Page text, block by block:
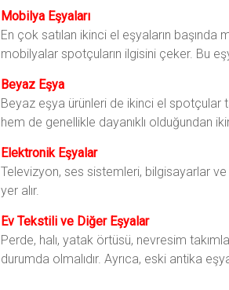
Mobilya Eşyaları
En çok satılan ikinci el eşyaların
mobilyalar spotçuların ilgisini çeker. Bu
Beyaz Eşya
Beyaz eşya ürünleri de ikinci el spotçular
hem de genellikle dayanıklı olduğundan
Elektronik Eşyalar
Televizyon, ses sistemleri, bilgisayarlar
yer alır.
Ev Tekstili ve Diğer Eşyalar
Perde, halı, yatak örtüsü, nevresim
durumda olmalıdır. Ayrıca, eski antika